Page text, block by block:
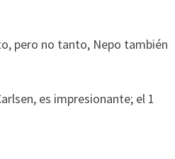
pero no tanto, Nepo también
es impresionante; el 1